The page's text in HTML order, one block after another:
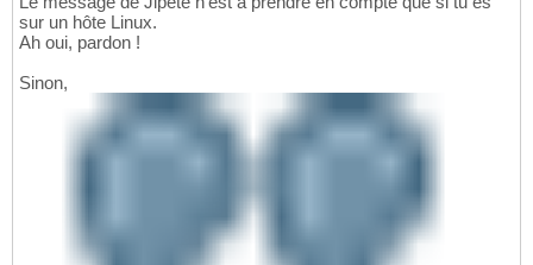
sur un hôte Linux.
Ah oui, pardon !
Sinon,